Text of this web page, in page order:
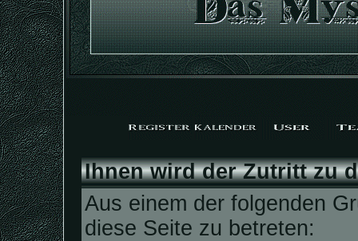
Ihnen wird der Zutritt zu
Aus einem der folgenden
diese Seite zu betreten: